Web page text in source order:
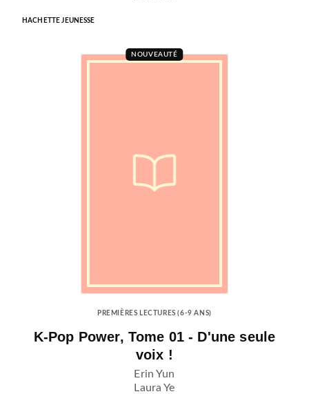
HACHETTE JEUNESSE
NOUVEAUTÉ
PREMIÈRES LECTURES (6-9 ANS)
K-Pop Power, Tome 01 - D'une seule
voix !
Erin Yun
Laura Ye